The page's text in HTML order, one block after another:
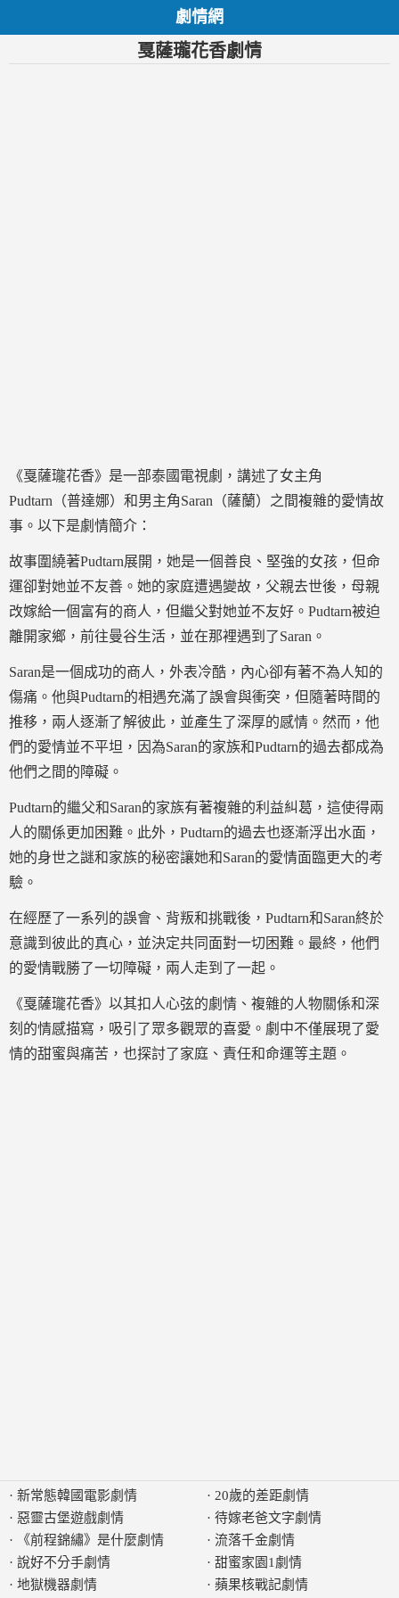
劇情網
戛薩瓏花香劇情
《戛薩瓏花香》是一部泰國電視劇，講述了女主角
Pudtarn（普達娜）和男主角Saran（薩蘭）之間複雜的愛情故
事。以下是劇情簡介：
故事圍繞著Pudtarn展開，她是一個善良、堅強的女孩，但命
運卻對她並不友善。她的家庭遭遇變故，父親去世後，母親
改嫁給一個富有的商人，但繼父對她並不友好。Pudtarn被迫
離開家鄉，前往曼谷生活，並在那裡遇到了Saran。
Saran是一個成功的商人，外表冷酷，內心卻有著不為人知的
傷痛。他與Pudtarn的相遇充滿了誤會與衝突，但隨著時間的
推移，兩人逐漸了解彼此，並產生了深厚的感情。然而，他
們的愛情並不平坦，因為Saran的家族和Pudtarn的過去都成為
他們之間的障礙。
Pudtarn的繼父和Saran的家族有著複雜的利益糾葛，這使得兩
人的關係更加困難。此外，Pudtarn的過去也逐漸浮出水面，
她的身世之謎和家族的秘密讓她和Saran的愛情面臨更大的考
驗。
在經歷了一系列的誤會、背叛和挑戰後，Pudtarn和Saran終於
意識到彼此的真心，並決定共同面對一切困難。最終，他們
的愛情戰勝了一切障礙，兩人走到了一起。
《戛薩瓏花香》以其扣人心弦的劇情、複雜的人物關係和深
刻的情感描寫，吸引了眾多觀眾的喜愛。劇中不僅展現了愛
情的甜蜜與痛苦，也探討了家庭、責任和命運等主題。
· 新常態韓國電影劇情
· 惡靈古堡遊戲劇情
·
《前程錦繡》是什麼劇情
· 說好不分手劇情
· 地獄機器劇情
· 20歲的差距劇情
· 待嫁老爸文字劇情
· 流落千金劇情
· 甜蜜家園1劇情
· 蘋果核戰記劇情